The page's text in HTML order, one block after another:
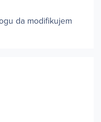
da modifikujem